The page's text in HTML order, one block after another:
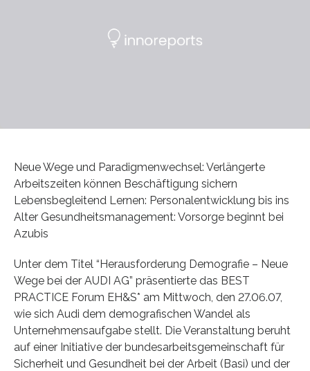
Neue Wege und Paradigmenwechsel: Verlängerte
Arbeitszeiten können Beschäftigung sichern
Lebensbegleitend Lernen: Personalentwicklung bis ins
Alter Gesundheitsmanagement: Vorsorge beginnt bei
Azubis
Unter dem Titel “Herausforderung Demografie – Neue
Wege bei der AUDI AG” präsentierte das BEST
PRACTICE Forum EH&S* am Mittwoch, den 27.06.07,
wie sich Audi dem demografischen Wandel als
Unternehmensaufgabe stellt. Die Veranstaltung beruht
auf einer Initiative der bundesarbeitsgemeinschaft für
Sicherheit und Gesundheit bei der Arbeit (Basi) und der